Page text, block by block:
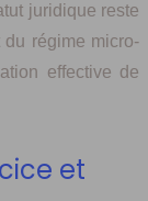
juridique reste
du régime micro-
effective de
et